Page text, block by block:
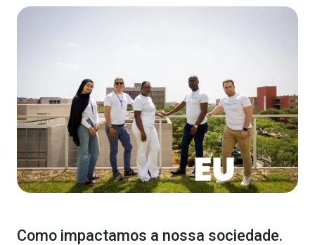
Como impactamos a nossa sociedade.